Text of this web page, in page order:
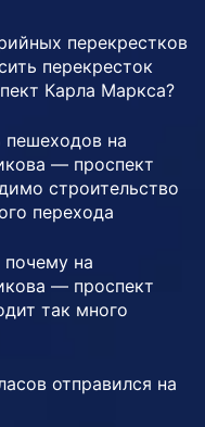
перекрестков
перекресток
Карла Маркса?
пешеходов на
— проспект
строительство
перехода
почему на
— проспект
так много
отправился на